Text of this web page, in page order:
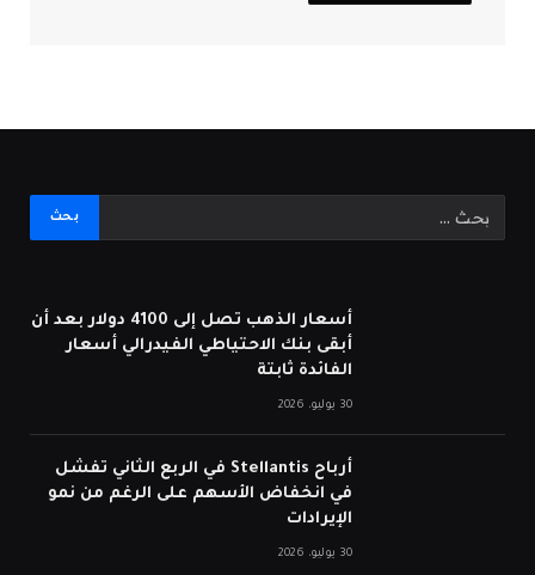
أسعار الذهب تصل إلى 4100 دولار بعد أن
أبقى بنك الاحتياطي الفيدرالي أسعار
الفائدة ثابتة
30 يوليو، 2026
أرباح Stellantis في الربع الثاني تفشل
في انخفاض الأسهم على الرغم من نمو
الإيرادات
30 يوليو، 2026